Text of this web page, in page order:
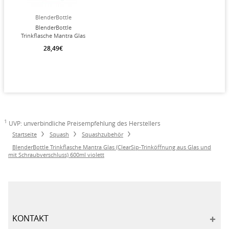
BlenderBottle
BlenderBottle
Trinkflasche Mantra Glas
aus Glas und mit
28,49€
1 UVP: unverbindliche Preisempfehlung des Herstellers
Startseite Squash
Squashzubehör
BlenderBottle Trinkflasche Mantra Glas (ClearSip-Trinköffnung aus Glas und
mit Schraubverschluss) 600ml violett
KONTAKT